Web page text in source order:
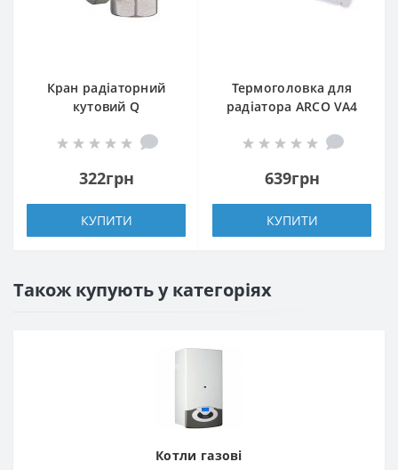
Кран радіаторний
кутовий Q
NV-QP5017 під
ущільнювачем
322грн
КУПИТИ
Термоголовка для
радіатора ARCO VA4
639грн
КУПИТИ
Також купують у категоріях
Котли газові